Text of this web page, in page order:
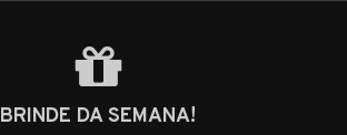
BRINDE DA SEMANA!